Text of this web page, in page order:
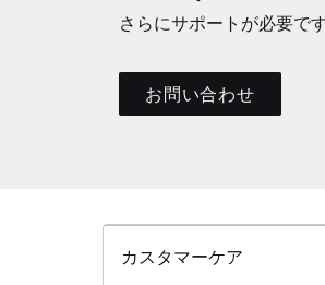
さらにサポートが必要で
お問い合わせ
カスタマーケア